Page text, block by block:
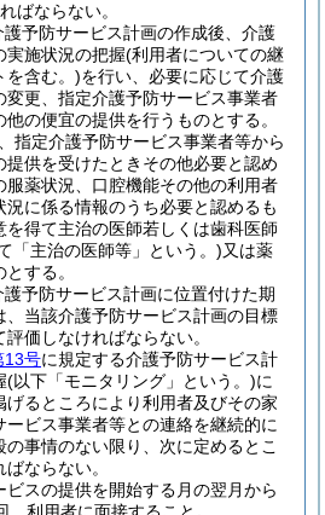
ばならない。
予防サービス計画の作成後、介護
実施状況の把握(利用者についての継
を含む。)を行い、必要に応じて介護
変更、指定介護予防サービス事業者
の便宜の提供を行うものとする。
指定介護予防サービス事業者等から
提供を受けたときその他必要と認め
服薬状況、口腔機能その他の利用者
に係る情報のうち必要と認めるも
を得て主治の医師若しくは歯科医師
「主治の医師等」という。)又は薬
する。
予防サービス計画に位置付けた期
、当該介護予防サービス計画の目標
価しなければならない。
13号に規定する介護予防サービス計
(以下「モニタリング」という。)に
げるところにより利用者及びその家
ビス事業者等との連絡を継続的に
事情のない限り、次に定めるとこ
ならない。
ビスの提供を開始する月の翌月から